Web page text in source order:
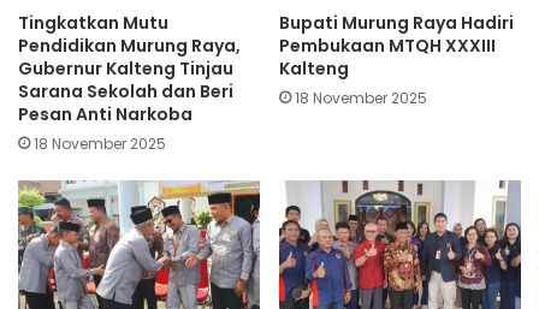
Tingkatkan Mutu
Pendidikan Murung Raya,
Gubernur Kalteng Tinjau
Sarana Sekolah dan Beri
Pesan Anti Narkoba
18 November 2025
Bupati Murung Raya Hadiri
Pembukaan MTQH XXXIII
Kalteng
18 November 2025